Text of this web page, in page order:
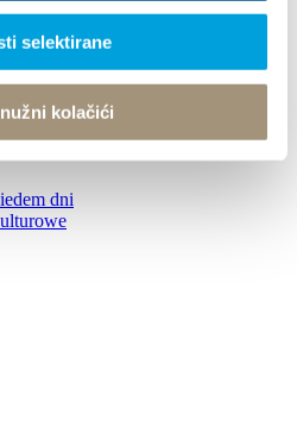
selektirane
kolačići
30
info.hr
dni